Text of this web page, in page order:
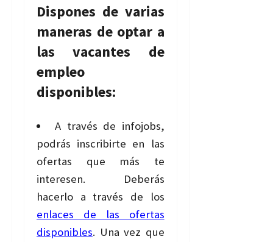
Dispones de varias
maneras de optar a
las vacantes de
empleo
disponibles:
A través de infojobs,
podrás inscribirte en las
ofertas que más te
interesen. Deberás
hacerlo a través de los
enlaces de las ofertas
disponibles. Una vez que